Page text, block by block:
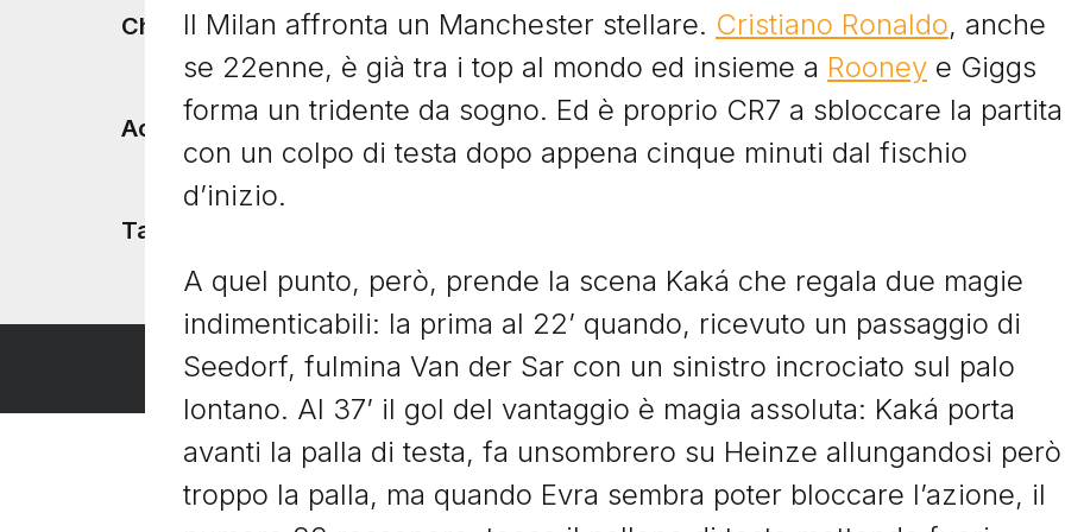
Il Milan affronta un Manchester stellare. Cristiano Ronaldo, anche
se 22enne, è già tra i top al mondo ed insieme a Rooney e Giggs
forma un tridente da sogno. Ed è proprio CR7 a sbloccare la partita
con un colpo di testa dopo appena cinque minuti dal fischio
d’inizio.
A quel punto, però, prende la scena Kaká che regala due magie
indimenticabili: la prima al 22’ quando, ricevuto un passaggio di
Seedorf, fulmina Van der Sar con un sinistro incrociato sul palo
lontano. Al 37’ il gol del vantaggio è magia assoluta: Kaká porta
avanti la palla di testa, fa unsombrero su Heinze allungandosi però
troppo la palla, ma quando Evra sembra poter bloccare l’azione, il
Footer menu
Chi siamo Storie
Accadde Oggi I Signori del Sabato
Tacchetti TV
© Tacchettidiprovincia.it - 2026 - Tutti diritti riservati